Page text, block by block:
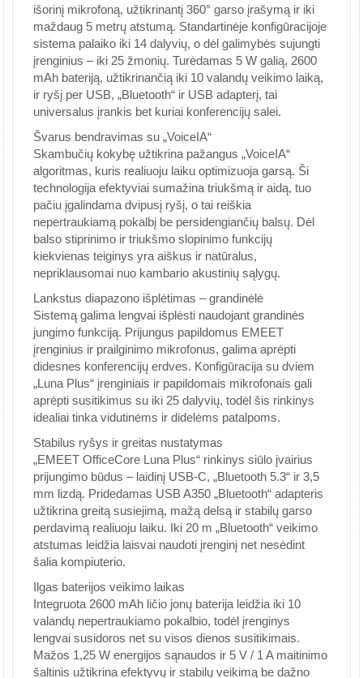
išorinį mikrofoną, užtikrinantį 360° garso įrašymą ir iki
maždaug 5 metrų atstumą. Standartinėje konfigūracijoje
sistema palaiko iki 14 dalyvių, o dėl galimybės sujungti
įrenginius – iki 25 žmonių. Turėdamas 5 W galią, 2600
mAh bateriją, užtikrinančią iki 10 valandų veikimo laiką,
ir ryšį per USB, „Bluetooth“ ir USB adapterį, tai
universalus įrankis bet kuriai konferencijų salei.
Švarus bendravimas su „VoiceIA“
Skambučių kokybę užtikrina pažangus „VoiceIA“
algoritmas, kuris realiuoju laiku optimizuoja garsą. Ši
technologija efektyviai sumažina triukšmą ir aidą, tuo
pačiu įgalindama dvipusį ryšį, o tai reiškia
nepertraukiamą pokalbį be persidengiančių balsų. Dėl
balso stiprinimo ir triukšmo slopinimo funkcijų
kiekvienas teiginys yra aiškus ir natūralus,
nepriklausomai nuo kambario akustinių sąlygų.
Lankstus diapazono išplėtimas – grandinėlė
Sistemą galima lengvai išplėsti naudojant grandinės
jungimo funkciją. Prijungus papildomus EMEET
įrenginius ir prailginimo mikrofonus, galima aprėpti
didesnes konferencijų erdves. Konfigūracija su dviem
„Luna Plus“ įrenginiais ir papildomais mikrofonais gali
aprėpti susitikimus su iki 25 dalyvių, todėl šis rinkinys
idealiai tinka vidutinėms ir didelėms patalpoms.
Stabilus ryšys ir greitas nustatymas
„EMEET OfficeCore Luna Plus“ rinkinys siūlo įvairius
prijungimo būdus – laidinį USB-C, „Bluetooth 5.3“ ir 3,5
mm lizdą. Pridedamas USB A350 „Bluetooth“ adapteris
užtikrina greitą susiejimą, mažą delsą ir stabilų garso
perdavimą realiuoju laiku. Iki 20 m „Bluetooth“ veikimo
atstumas leidžia laisvai naudoti įrenginį net nesėdint
šalia kompiuterio.
Ilgas baterijos veikimo laikas
Integruota 2600 mAh ličio jonų baterija leidžia iki 10
valandų nepertraukiamo pokalbio, todėl įrenginys
lengvai susidoros net su visos dienos susitikimais.
Mažos 1,25 W energijos sąnaudos ir 5 V / 1 A maitinimo
šaltinis užtikrina efektyvų ir stabilų veikimą be dažno